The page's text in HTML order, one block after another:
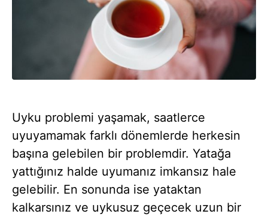
Uyku problemi yaşamak, saatlerce
uyuyamamak farklı dönemlerde herkesin
başına gelebilen bir problemdir. Yatağa
yattığınız halde uyumanız imkansız hale
gelebilir. En sonunda ise yataktan
kalkarsınız ve uykusuz geçecek uzun bir